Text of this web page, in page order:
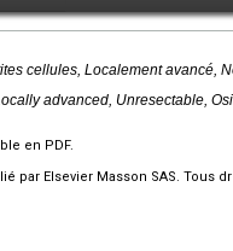
cellules, Localement avancé,
advanced, Unresectable,
en PDF.
par Elsevier Masson SAS. Tous